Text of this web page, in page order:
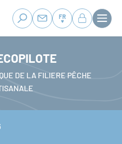
FR
DE LA FILIERE PÊCHE